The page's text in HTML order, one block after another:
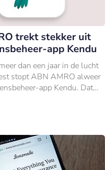
trekt stekker uit
app Kendu
dan een jaar in de lucht
stopt ABN AMRO alweer
app Kendu. Dat
op zijn eigen website. Er